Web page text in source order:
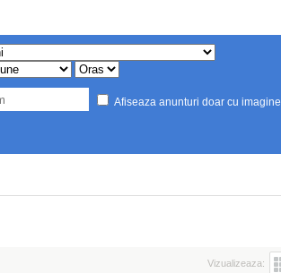
Afiseaza anunturi doar cu imagine
Vizualizeaza: